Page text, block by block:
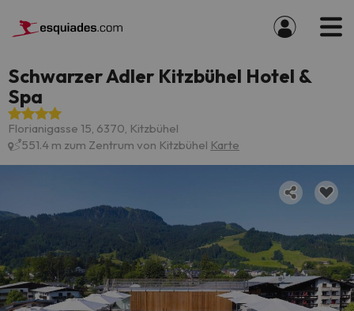
Schwarzer Adler Kitzbühel Hotel &
Spa
Florianigasse 15, 6370, Kitzbühel
551.4 m zum Zentrum von Kitzbühel Karte